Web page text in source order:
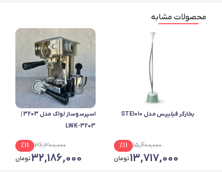
محصولات مشابه
بخارگر فیلیپس مدل STE1010
15,400,000
%11
13,717,000تومان
LWK-3203
36,300,000
%11
32,186,000تومان